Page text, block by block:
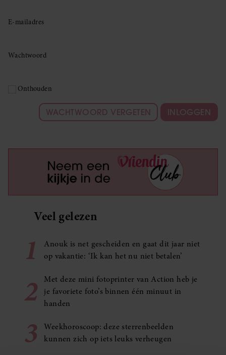
E-mailadres
Wachtwoord
Onthouden
WACHTWOORD VERGETEN INLOGGEN
Veel gelezen
1
Anouk is net gescheiden en gaat dit jaar niet
op vakantie: ‘Ik kan het nu niet betalen’
2
Met deze mini fotoprinter van Action heb je
je favoriete foto’s binnen één minuut in
handen
3
Weekhoroscoop: deze sterrenbeelden
kunnen zich op iets leuks verheugen